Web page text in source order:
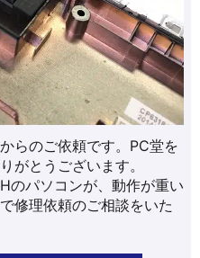
らのご依頼です。PC堂を
がとうございます。
のパソコンが、動作が重い
修理依頼のご相談をいた